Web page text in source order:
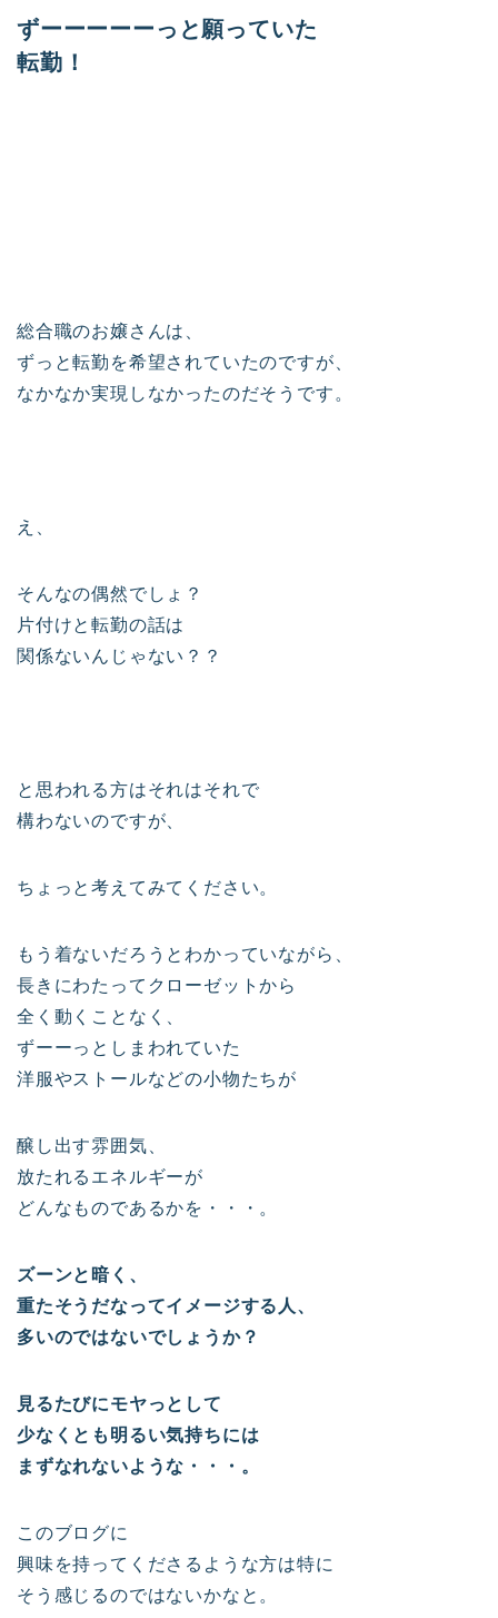
ずーーーーーっと願っていた
転勤！
総合職のお嬢さんは、
ずっと転勤を希望されていたのですが、
なかなか実現しなかったのだそうです。
え、
そんなの偶然でしょ？
片付けと転勤の話は
関係ないんじゃない？？
と思われる方はそれはそれで
構わないのですが、
ちょっと考えてみてください。
もう着ないだろうとわかっていながら、
長きにわたってクローゼットから
全く動くことなく、
ずーーっとしまわれていた
洋服やストールなどの小物たちが
醸し出す雰囲気、
放たれるエネルギーが
どんなものであるかを・・・。
ズーンと暗く、
重たそうだなってイメージする人、
多いのではないでしょうか？
見るたびにモヤっとして
少なくとも明るい気持ちには
まずなれないような・・・。
このブログに
興味を持ってくださるような方は特に
そう感じるのではないかなと。